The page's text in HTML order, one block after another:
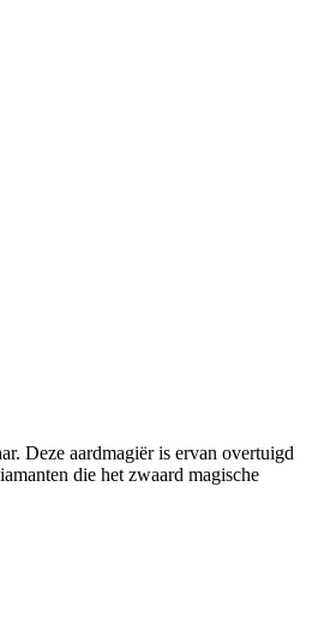
Deze aardmagiër is ervan overtuigd
die het zwaard magische